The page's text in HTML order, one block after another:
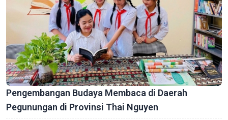
Pengembangan Budaya Membaca di Daerah
Pegunungan di Provinsi Thai Nguyen